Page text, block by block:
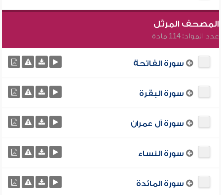
المصحف المرتّل
عدد المواد: 114 مادة
سورة الفاتحة
سورة البقرة
سورة آل عمران
سورة النساء
سورة المائدة